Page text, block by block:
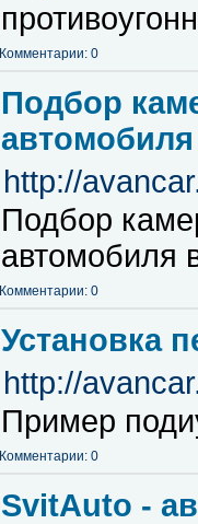
Комментарии: 0
Подбор
автомобиля
http://
Подбор
автомобиля
Комментарии: 0
Установка
http://
Пример
Комментарии: 0
SvitAuto -